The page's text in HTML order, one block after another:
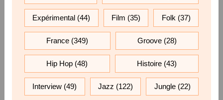
Expérimental (44) Film (35) Folk(37)
France (349) Groove(28)
Hip Hop (48) Histoire(43)
Interview (49) Jazz (122) Jungle(22)